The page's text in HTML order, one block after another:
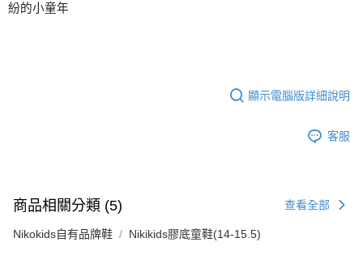
紛的小童年
顯示電腦版詳細說明
客服
商品相關分類 (5) 查看全部
Nikokids自有品牌鞋 Nikikids膠底童鞋(14-15.5)